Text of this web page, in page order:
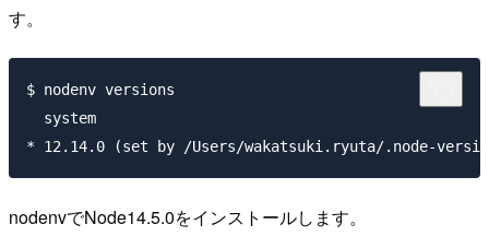
す。
$ nodenv versions
  system
nodenvでNode14.5.0をインストールします。